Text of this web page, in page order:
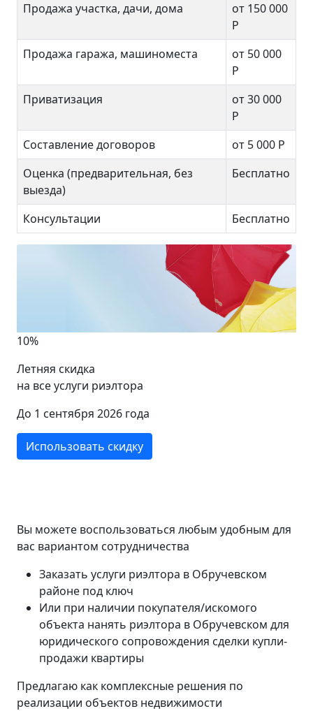
Продажа участка, дачи, дома
от 150 000
Р
Продажа гаража, машиноместа
от 50 000
Р
Приватизация
от 30 000
Р
Составление договоров
от 5 000 Р
Оценка (предварительная, без
выезда)
Бесплатно
Консультации Бесплатно
10%
Летняя скидка
на все услуги риэлтора
До 1 сентября 2026 года
Использовать скидку
Вы можете воспользоваться любым удобным для
вас вариантом сотрудничества
Заказать услуги риэлтора в Обручевском
районе под ключ
Или при наличии покупателя/искомого
объекта нанять риэлтора в Обручевском для
юридического сопровождения сделки купли-
продажи квартиры
Предлагаю как комплексные решения по
реализации объектов недвижимости